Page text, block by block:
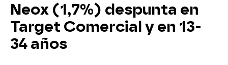
Neox (1,7%) despunta en
Target Comercial y en 13-
34 años